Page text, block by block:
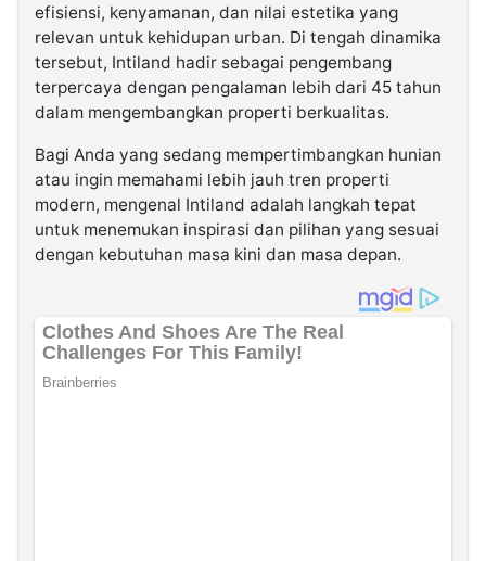
efisiensi, kenyamanan, dan nilai estetika yang
relevan untuk kehidupan urban. Di tengah dinamika
tersebut, Intiland hadir sebagai pengembang
terpercaya dengan pengalaman lebih dari 45 tahun
dalam mengembangkan properti berkualitas.
Bagi Anda yang sedang mempertimbangkan hunian
atau ingin memahami lebih jauh tren properti
modern, mengenal Intiland adalah langkah tepat
untuk menemukan inspirasi dan pilihan yang sesuai
dengan kebutuhan masa kini dan masa depan.